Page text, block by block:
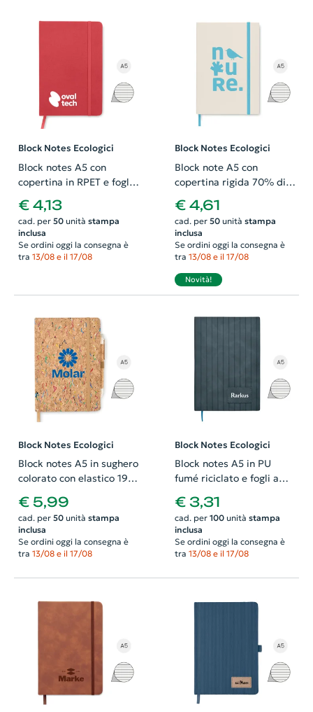
Block Notes Ecologici
Block notes A5 con
copertina in RPET e fogli
a righe in carta riciclata
€ 4,13
cad. per 50unità stampa
inclusa
Se ordini oggi la consegna è
tra 13/08 e il 17/08
Block Notes Ecologici
Block note A5 con
copertina rigida 70% di
cartone del latte riciclato
e il 30% di carta riciclata
80 fogli a righe elastico e
segnalibro
€ 4,61
cad. per 50unità stampa
inclusa
Se ordini oggi la consegna è
tra 13/08 e il 17/08
Novità!
Block Notes Ecologici
Block notes A5 in sughero
colorato con elastico 192
€ 5,99
cad. per 50unità stampa
inclusa
Se ordini oggi la consegna è
tra 13/08 e il 17/08
Block Notes Ecologici
Block notes A5 in PU
fumé riciclato e fogli a
€ 3,31
cad. per 100unità stampa
inclusa
Se ordini oggi la consegna è
tra 13/08 e il 17/08